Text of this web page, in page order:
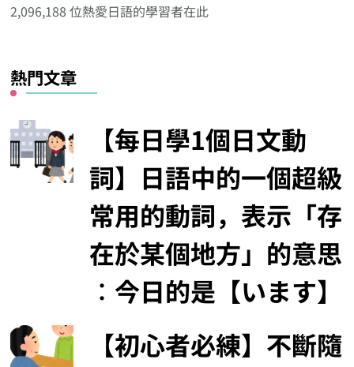
類
2,096,188 位熱愛日語的學習者在此
熱門文章
【每日學1個日文動
詞】日語中的一個超級
常用的動詞，表示「存
在於某個地方」的意思
︰今日的是【います】
【初心者必練】不斷隨